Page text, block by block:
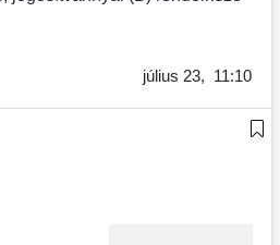
július 23, 11:10